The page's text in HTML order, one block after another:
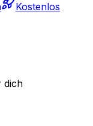
Kostenlos
dich